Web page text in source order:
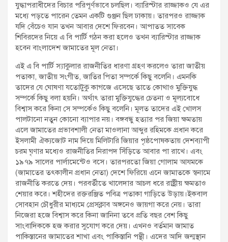
যুদ্ধাপরাধীদের বিচার পরিপূর্ণভাবে চলছিল। ব্যারিস্টার রাজ্জাকও যে এর
মধ্যে পড়তে পারেন তেমন একটি গুঞ্জন ছিল ঢাকায়। তারপরও রাজ্জাক
যদি বেঁচেও যান তখন আবার দেশে ফিরবেন। আপাতত সাবেক
শিবিরদের নিয়ে এ বি পার্টি গঠন করা হলেও তখন ব্যারিস্টার রাজ্জাক
হবেন বাংলাদেশ জামাতের মূল নেতা।
এই এ বি পার্টি স্যাকুলার রাজনীতির ধারণা গ্রহণ করলেও তারা জাতীয়
পতাকা, জাতীয় সংগীত, জাতির পিতা সম্পর্কে কিছু বলেনি। এমনকি
তাদের যে ঘোষণা যতোটুকু কাগজে এসেছে তাতে কোথাও মুক্তিযুদ্ধ
সম্পর্কে কিছু বলা হয়নি। অর্থাৎ তারা মুক্তিযুদ্ধের চেতনা ও মূল্যবোধে
বিশ্বাস করে কিনা সে সম্পর্কেও কিছু বলেনি। মূলত তাদের এই খোলস
পালটানো নতুন কোনো ব্যাপার নয়। বঙ্গবন্ধু হত্যার পর জিয়া ক্ষমতায়
এলে জামাতের প্রভাবশালী নেতা মাওলানা আব্দুর রহিমকে প্রধান করে
ইসলামী ঐক্যজোট নাম দিয়ে মিলিটারি জিয়ার পৃষ্ঠপোষকতায় দেশব্যাপী
চরম ঘৃণার মধ্যেও রাজনীতির নিরাপদ সিঁড়িতে আবার পা রাখে। এবং
১৯৭৯ সালের পার্লামেন্টেও বসে। তারপরতো জিয়া গোলাম আযমকে
(জামাতের তৎকালীন প্রধান নেতা) দেশে ফিরিয়ে এনে জামাতকে স্বনামে
রাজনীতি করতে দেয়। পরবর্তীতে খালেদার আচল ধরে রাষ্ট্রীয় ক্ষমতাও
শেয়ার করে। শহীদের রক্তরঞ্জিত পবিত্র পতাকা গাড়িতে উড়ায়।ইকবাল
সোবহান চৌধুরীর মাধ্যমে প্রেসক্লাব অঙ্গনেও জায়গা করে নেয়। তারা
নিজেরা হজে বিশ্বাস করে কিনা জানিনা তবে প্রতি বছর বেশ কিছু
সাংবাদিককে হজ করার সুযোগ করে দেয়। এখনও বর্তমান জামাত
পাকিস্তানের জামাতের শাখা এবং পাকিস্তানি পন্থী। এদের আদি জন্মস্থান